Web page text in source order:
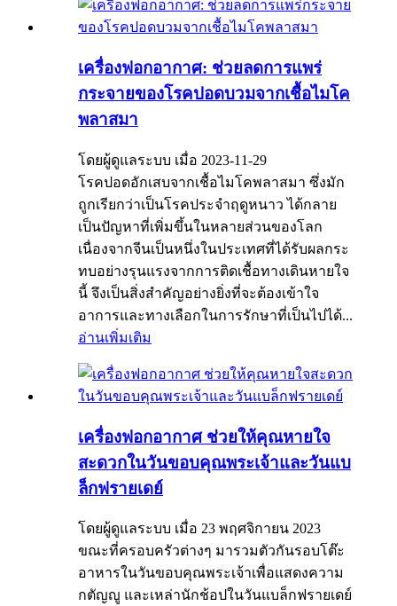
เครื่องฟอกอากาศ: ช่วยลดการแพร่
กระจายของโรคปอดบวมจากเชื้อไมโค
พลาสมา
โดยผู้ดูแลระบบ เมื่อ 2023-11-29
โรคปอดอักเสบจากเชื้อไมโคพลาสมา ซึ่งมัก
ถูกเรียกว่าเป็นโรคประจำฤดูหนาว ได้กลาย
เป็นปัญหาที่เพิ่มขึ้นในหลายส่วนของโลก
เนื่องจากจีนเป็นหนึ่งในประเทศที่ได้รับผลกระ
ทบอย่างรุนแรงจากการติดเชื้อทางเดินหายใจ
นี้ จึงเป็นสิ่งสำคัญอย่างยิ่งที่จะต้องเข้าใจ
อาการและทางเลือกในการรักษาที่เป็นไปได้...
อ่านเพิ่มเติม
เครื่องฟอกอากาศ ช่วยให้คุณหายใจ
สะดวกในวันขอบคุณพระเจ้าและวันแบ
ล็กฟรายเดย์
โดยผู้ดูแลระบบ เมื่อ 23 พฤศจิกายน 2023
ขณะที่ครอบครัวต่างๆ มารวมตัวกันรอบโต๊ะ
อาหารในวันขอบคุณพระเจ้าเพื่อแสดงความ
กตัญญู และเหล่านักช้อปในวันแบล็กฟรายเดย์